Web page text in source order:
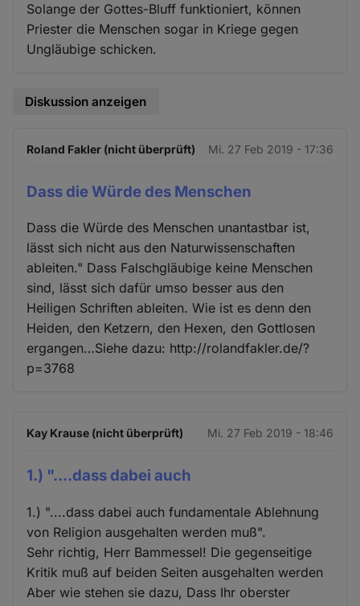
Solange der Gottes-Bluff funktioniert, können
Priester die Menschen sogar in Kriege gegen
Ungläubige schicken.
Diskussion anzeigen
Roland Fakler (nicht überprüft) Mi. 27 Feb 2019 - 17:36
Dass die Würde des Menschen
Dass die Würde des Menschen unantastbar ist,
lässt sich nicht aus den Naturwissenschaften
ableiten." Dass Falschgläubige keine Menschen
sind, lässt sich dafür umso besser aus den
Heiligen Schriften ableiten. Wie ist es denn den
Heiden, den Ketzern, den Hexen, den Gottlosen
ergangen…Siehe dazu: http://rolandfakler.de/?
p=3768
Kay Krause (nicht überprüft) Mi. 27 Feb 2019 - 18:46
1.) "....dass dabei auch
1.) "....dass dabei auch fundamentale Ablehnung
von Religion ausgehalten werden muß".
Sehr richtig, Herr Bammessel! Die gegenseitige
Kritik muß auf beiden Seiten ausgehalten werden
Aber wie stehen sie dazu, Dass Ihr oberster